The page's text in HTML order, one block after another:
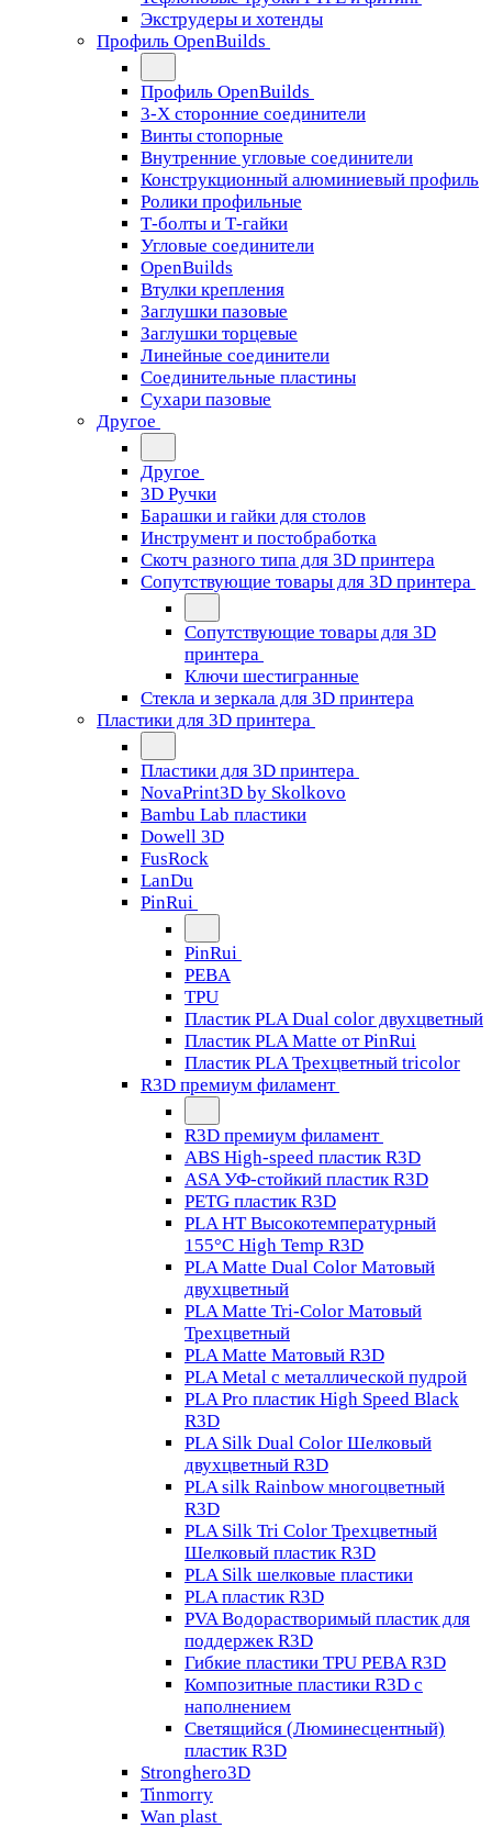
Экструдеры и хотенды
Профиль OpenBuilds
Профиль OpenBuilds
3-Х сторонние соединители
Винты стопорные
Внутренние угловые соединители
Конструкционный алюминиевый профиль
Ролики профильные
Т-болты и Т-гайки
Угловые соединители
OpenBuilds
Втулки крепления
Заглушки пазовые
Заглушки торцевые
Линейные соединители
Соединительные пластины
Сухари пазовые
Другое
Другое
3D Ручки
Барашки и гайки для столов
Инструмент и постобработка
Скотч разного типа для 3D принтера
Сопутствующие товары для 3D принтера
Сопутствующие товары для 3D
принтера
Ключи шестигранные
Стекла и зеркала для 3D принтера
Пластики для 3D принтера
Пластики для 3D принтера
NovaPrint3D by Skolkovo
Bambu Lab пластики
Dowell 3D
FusRock
LanDu
PinRui
PinRui
PEBA
TPU
Пластик PLA Dual color двухцветный
Пластик PLA Matte от PinRui
Пластик PLA Трехцветный tricolor
R3D премиум филамент
R3D премиум филамент
ABS High-speed пластик R3D
ASA УФ-стойкий пластик R3D
PETG пластик R3D
PLA HT Высокотемпературный
155°C High Temp R3D
PLA Matte Dual Color Матовый
двухцветный
PLA Matte Tri-Color Матовый
Трехцветный
PLA Matte Матовый R3D
PLA Metal с металлической пудрой
PLA Pro пластик High Speed Black
R3D
PLA Silk Dual Color Шелковый
двухцветный R3D
PLA silk Rainbow многоцветный
R3D
PLA Silk Tri Color Трехцветный
Шелковый пластик R3D
PLA Silk шелковые пластики
PLA пластик R3D
PVA Водорастворимый пластик для
поддержек R3D
Гибкие пластики TPU PEBA R3D
Композитные пластики R3D с
наполнением
Светящийся (Люминесцентный)
пластик R3D
Stronghero3D
Tinmorry
Wan plast